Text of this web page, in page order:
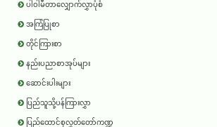
ပါဝါမီတာလျှောက်လွှာပုံစံ
အကြံပြုစာ
တိုင်ကြားစာ
နည်းပညာစာအုပ်များ
ဆောင်းပါးများ
ပြည်သူသို့ပန်ကြားလွှာ
ပြည်ထောင်စုလွှတ်တော်ကဏ္ဍ